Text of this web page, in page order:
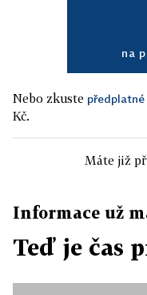
na
Nebo zkuste
Kč.
Máte již
Informace už
Teď je čas